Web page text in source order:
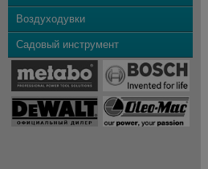
Воздуходувки
Садовый инструмент